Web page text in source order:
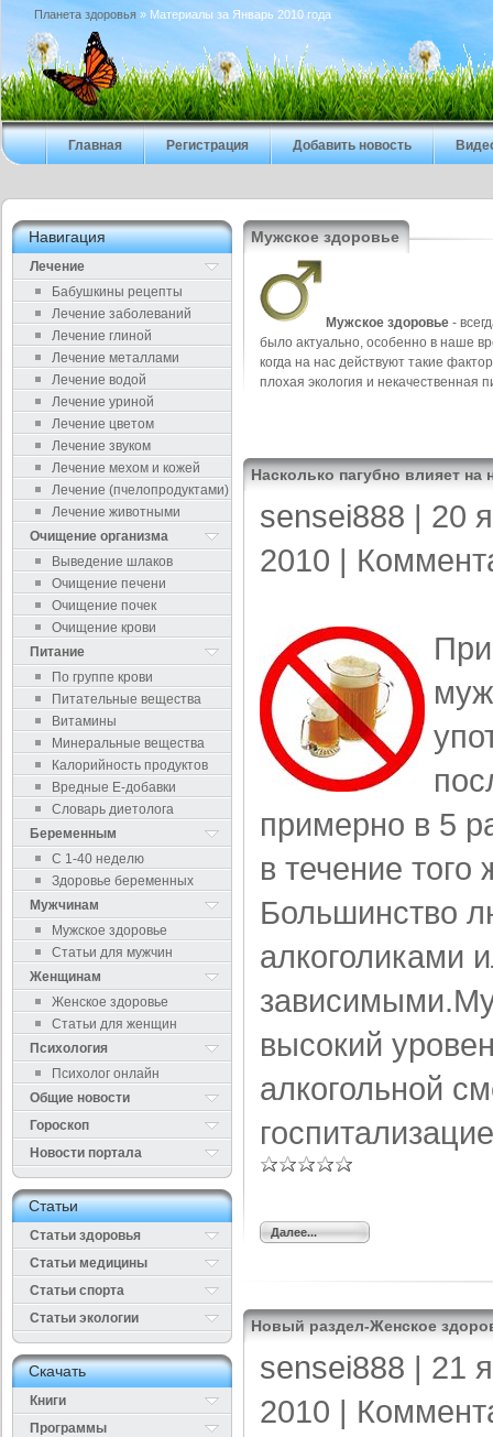
Планета здоровья » Материалы за Январь 2010 года
Главная Регистрация Добавить новость
Навигация
Лечение
Бабушкины рецепты
Лечение заболеваний
Лечение глиной
Лечение металлами
Лечение водой
Лечение уриной
Лечение цветом
Лечение звуком
Лечение мехом и кожей
Лечение (пчелопродуктами)
Лечение животными
Очищение организма
Выведение шлаков
Очищение печени
Очищение почек
Очищение крови
Питание
По группе крови
Питательные вещества
Витамины
Минеральные вещества
Калорийность продуктов
Вредные Е-добавки
Словарь диетолога
Беременным
С 1-40 неделю
Здоровье беременных
Мужчинам
Мужское здоровье
Статьи для мужчин
Женщинам
Женское здоровье
Статьи для женщин
Психология
Психолог онлайн
Общие новости
Гороскоп
Новости портала
Cтатьи
Статьи здоровья
Cтатьи медицины
Статьи спорта
Статьи экологии
Cкачать
Книги
Программы
Мужское здоровье
Мужское здоровье -
было актуально, особенно в наше
когда на нас действуют такие
плохая экология и некачественная
Насколько пагубно влияет на
sensei888 | 20
2010 |
примерно в 5
в течение
Большинство
алкоголиками
высокий
алкогольной
Далее...
Новый раздел-Женское
sensei888 | 21
2010 |